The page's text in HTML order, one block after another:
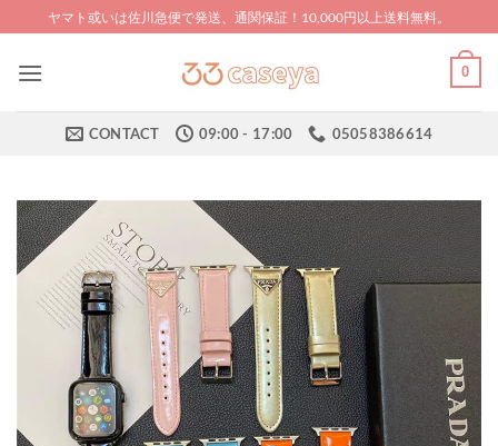
to
content
ヤマト或いは佐川急便で発送、通関保証！10,000円以上送料無料。
0
CONTACT 09:00 - 17:00 05058386614